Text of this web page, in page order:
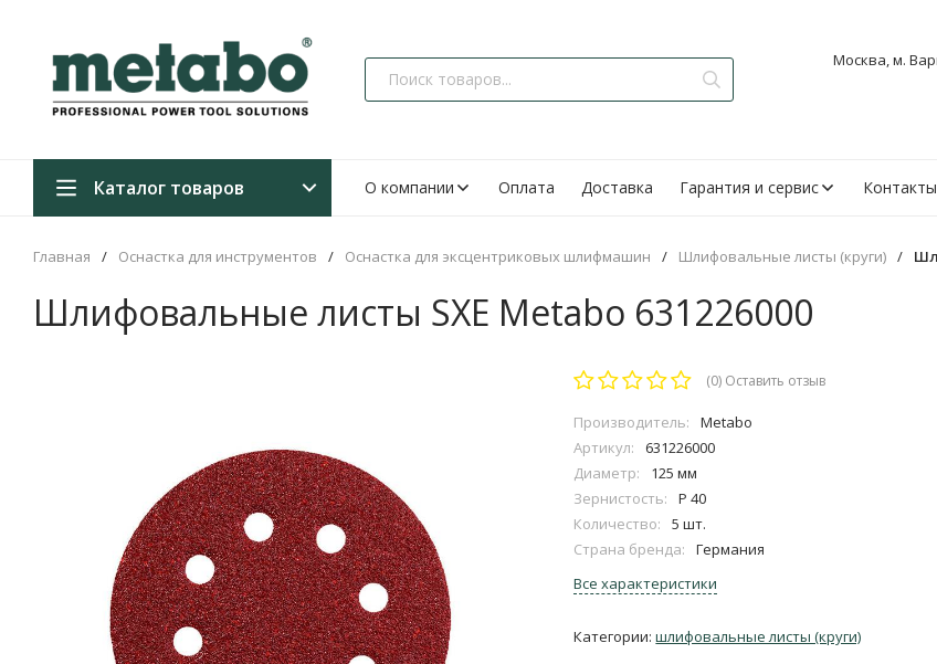
Москва, м.
Каталог товаров О компании Оплата Доставка Гарантия и сервис Контакты
Главная / Оснастка для инструментов / Оснастка для эксцентриковых шлифмашин / Шлифовальные листы (круги) /
Шлифовальные листы SXE Metabo 631226000
(0) Оставить отзыв
Производитель:
Metabo
Артикул:
631226000
Диаметр:
125 мм
Зернистость:
P 40
Количество:
5 шт.
Страна бренда:
Германия
Все характеристики
Категории:шлифовальные листы (круги)